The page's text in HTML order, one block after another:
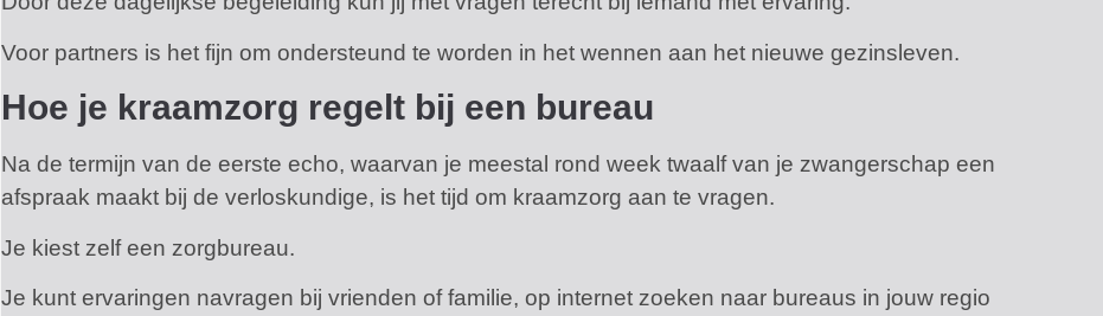
Voor partners is het fijn om ondersteund te worden in het wennen aan het nieuwe gezinsleven.
Hoe je kraamzorg regelt bij een bureau
Na de termijn van de eerste echo, waarvan je meestal rond week twaalf van je zwangerschap een
afspraak maakt bij de verloskundige, is het tijd om kraamzorg aan te vragen.
Je kiest zelf een zorgbureau.
Je kunt ervaringen navragen bij vrienden of familie, op internet zoeken naar bureaus in jouw regio